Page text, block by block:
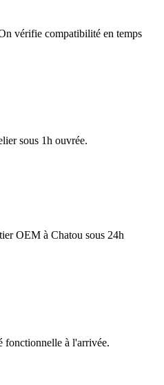
vérifie compatibilité en temps
sous 1h ouvrée.
OEM à Chatou sous 24h
fonctionnelle à l'arrivée.